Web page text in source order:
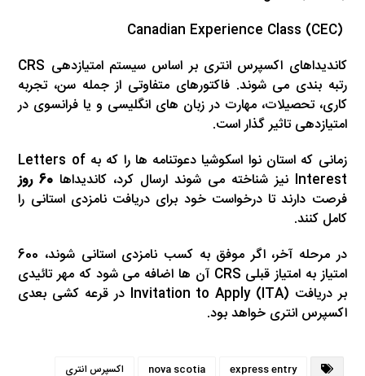
کاندیداهای اکسپرس انتری بر اساس سیستم امتیازدهی CRS
رتبه بندی می شوند. فاکتورهای متفاوتی از جمله سن، تجربه
کاری، تحصیلات، مهارت در زبان های انگلیسی و یا فرانسوی در
امتیازدهی تاثیر گذار است.
زمانی که استان نوا اسکوشیا دعوتنامه ها را که به Letters of
Interest نیز شناخته می شوند ارسال کرد، کاندیداها
60 روز
فرصت دارند تا درخواست خود برای دریافت نامزدی استانی را
کامل کنند.
در مرحله آخر، اگر موفق به کسب نامزدی استانی شوند، 600
امتیاز به امتیاز قبلی CRS آن ها اضافه می شود که مهر تائیدی
بر دریافت Invitation to Apply (ITA) در قرعه کشی بعدی
اکسپرس انتری خواهد بود.
express entry
nova scotia اکسپرس انتری